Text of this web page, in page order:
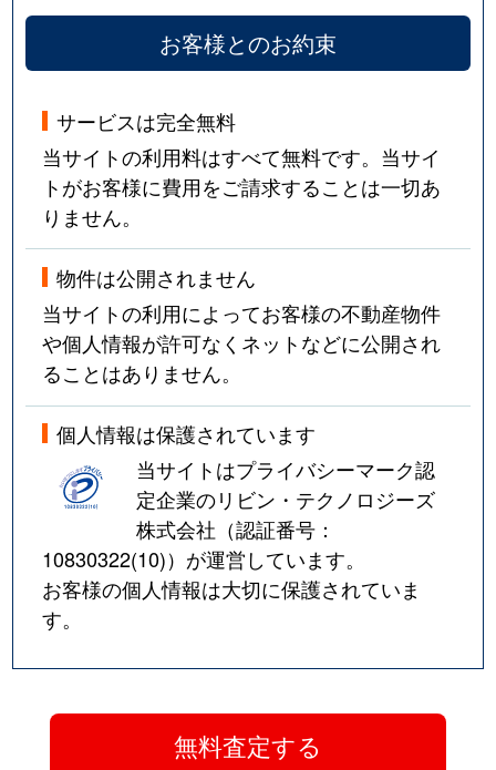
お客様とのお約束
サービスは完全無料
当サイトの利用料はすべて無料です。当サイ
トがお客様に費用をご請求することは一切あ
りません。
物件は公開されません
当サイトの利用によってお客様の不動産物件
や個人情報が許可なくネットなどに公開され
ることはありません。
個人情報は保護されています
当サイトはプライバシーマーク認
定企業のリビン・テクノロジーズ
株式会社（認証番号：
10830322(10)）が運営しています。
お客様の個人情報は大切に保護されていま
す。